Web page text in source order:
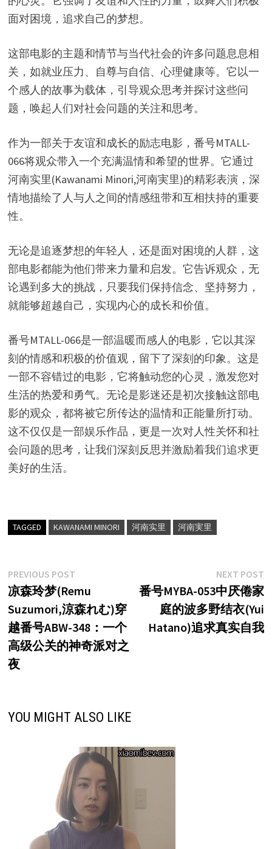
面对困境，追求自己的梦想。
这部电影的主题和情节与当代社会的许多问题息息相
关，如就业压力、自尊与自信、心理健康等。它以一
个感人的故事为载体，引导观众思考并探讨这些问
题，唤起人们对社会问题的关注和思考。
作为一部关于友谊和成长的励志电影，番号MTALL-
066将观众带入一个充满温情和希望的世界。它通过
河南实里(Kawanami Minori,河南実里)的精彩表演，深
情地描绘了人与人之间的情感纽带和互相扶持的重要
性。
无论是追逐梦想的年轻人，还是面对困境的人群，这
部电影都能为他们带来力量和启发。它告诉观众，无
论遇到多大的挑战，只要我们保持信念、坚持努力，
就能够超越自己，实现内心的成长和价值。
番号MTALL-066是一部温暖而感人的电影，它以其深
刻的情感和积极的价值观，留下了深刻的印象。这是
一部不容错过的电影，它将触动您的心灵，激发您对
生活的热爱和勇气。无论是影迷还是初次接触这部电
影的观众，都将被它所传达的温情和正能量所打动。
这不仅仅是一部娱乐作品，更是一次对人性关怀和社
会问题的思考，让我们深刻反思并激励着我们追求更
美好的生活。
TAGGED KAWANAMI MINORI 河南实里 河南実里
文
章
导
航
PREVIOUS POSTPrevious
post:
凉森玲梦(Remu
Suzumori,涼森れむ)穿
越番号ABW-348：一个
高级公关的神奇派对之
夜
NEXT POST
番号MYBA-053中厌倦家
庭的波多野结衣(Yui
Hatano)追求真实自我
YOU MIGHT ALSO LIKE